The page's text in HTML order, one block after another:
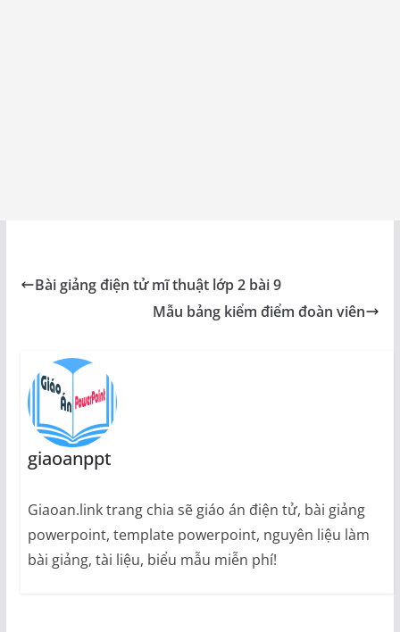
Bài giảng điện tử mĩ thuật lớp 2 bài 9
Mẫu bảng kiểm điểm đoàn viên
giaoanppt
Giaoan.link trang chia sẽ giáo án điện tử, bài giảng
powerpoint, template powerpoint, nguyên liệu làm
bài giảng, tài liệu, biểu mẫu miễn phí!